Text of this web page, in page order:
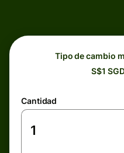
Tipo de cambio
S$1
Cantidad